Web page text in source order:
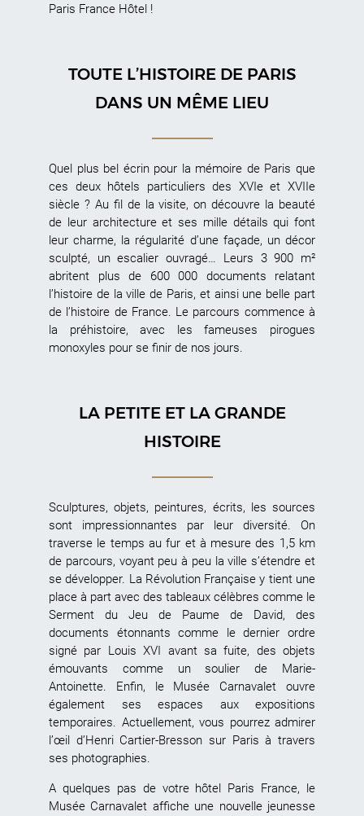
Paris France Hôtel !
TOUTE L’HISTOIRE DE PARIS
DANS UN MÊME LIEU
Quel plus bel écrin pour la mémoire de Paris que
ces deux hôtels particuliers des XVIe et XVIIe
siècle ? Au fil de la visite, on découvre la beauté
de leur architecture et ses mille détails qui font
leur charme, la régularité d’une façade, un décor
sculpté, un escalier ouvragé… Leurs 3 900 m²
abritent plus de 600 000 documents relatant
l’histoire de la ville de Paris, et ainsi une belle part
de l’histoire de France. Le parcours commence à
la préhistoire, avec les fameuses pirogues
monoxyles pour se finir de nos jours.
LA PETITE ET LA GRANDE
HISTOIRE
Sculptures, objets, peintures, écrits, les sources
sont impressionnantes par leur diversité. On
traverse le temps au fur et à mesure des 1,5 km
de parcours, voyant peu à peu la ville s’étendre et
se développer. La Révolution Française y tient une
place à part avec des tableaux célèbres comme le
Serment du Jeu de Paume de David, des
documents étonnants comme le dernier ordre
signé par Louis XVI avant sa fuite, des objets
émouvants comme un soulier de Marie-
Antoinette. Enfin, le Musée Carnavalet ouvre
également ses espaces aux expositions
temporaires. Actuellement, vous pourrez admirer
l’œil d’Henri Cartier-Bresson sur Paris à travers
ses photographies.
A quelques pas de votre hôtel Paris France, le
Musée Carnavalet affiche une nouvelle jeunesse